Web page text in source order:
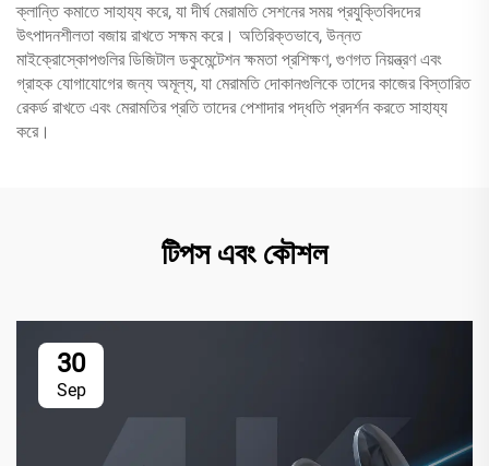
ক্লান্তি কমাতে সাহায্য করে, যা দীর্ঘ মেরামতি সেশনের সময় প্রযুক্তিবিদদের
উৎপাদনশীলতা বজায় রাখতে সক্ষম করে। অতিরিক্তভাবে, উন্নত
মাইক্রোস্কোপগুলির ডিজিটাল ডকুমেন্টেশন ক্ষমতা প্রশিক্ষণ, গুণগত নিয়ন্ত্রণ এবং
গ্রাহক যোগাযোগের জন্য অমূল্য, যা মেরামতি দোকানগুলিকে তাদের কাজের বিস্তারিত
রেকর্ড রাখতে এবং মেরামতির প্রতি তাদের পেশাদার পদ্ধতি প্রদর্শন করতে সাহায্য
করে।
টিপস এবং কৌশল
30
Sep